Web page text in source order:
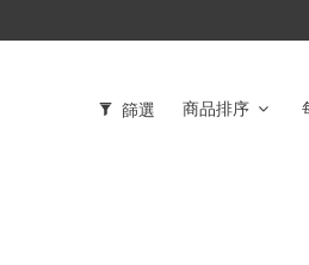
篩選 商品排序